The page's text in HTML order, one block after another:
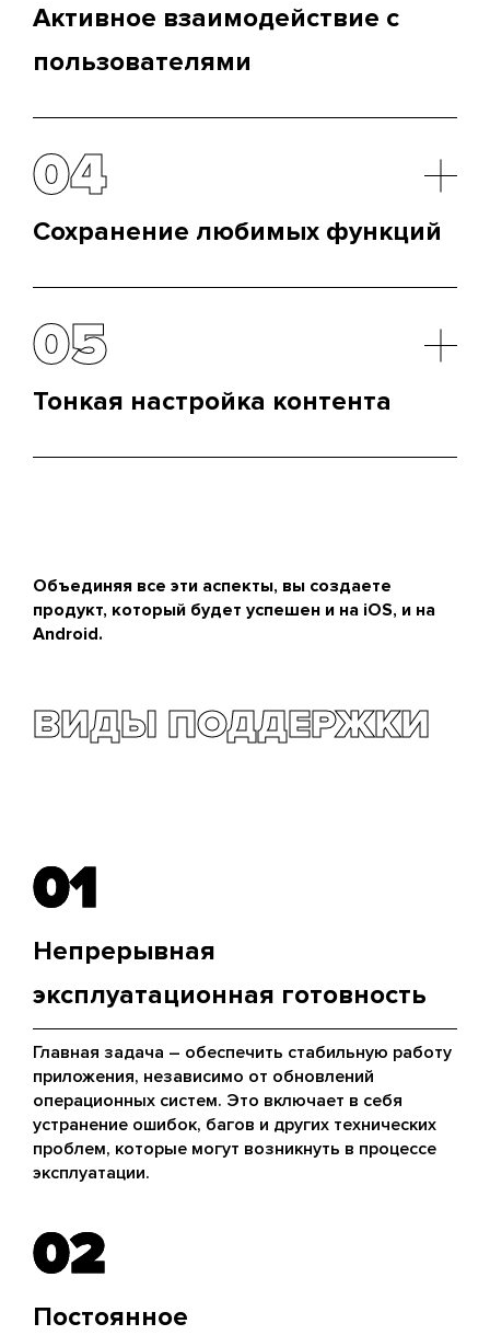
Активное взаимодействие с
пользователями
Отзывы клиентов – золотой ключ к улучшению
учитывайте пожелания и превращайте критику в
возможности для развития.
04
Сохранение любимых функций
Неважно, какие изменения вносятся в
любимые функции оставались на месте, чтобы
пользователи не чувствовали, что что-то ушло
05
Тонкая настройка контента
Контент – душа любого приложения. Будь то
Объединяя все эти аспекты, вы создаете
продукт, который будет успешен и на iOS, и на
Android.
ВИДЫ ПОДДЕРЖКИ
01
01
Непрерывная
эксплуатационная готовность
Главная задача – обеспечить стабильную работу
приложения, независимо от обновлений
операционных систем. Это включает в себя
устранение ошибок, багов и других технических
проблем, которые могут возникнуть в процессе
эксплуатации.
02
02
Постоянное